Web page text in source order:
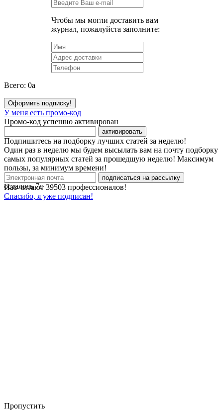
Чтобы мы могли доставить вам
журнал, пожалуйста заполните:
Всего: 0a
Оформить подписку!
У меня есть промо-код
Промо-код успешно активирован
активировать
Подпишитесь на подборку лучших статей за неделю!
Один раз в неделю мы будем высылать вам на почту подборку
самых популярных статей за прошедшую неделю! Максимум
пользы, за минимум времени!
подписаться на рассылку
Нас читают 39503 профессионалов!
Спасибо, я уже подписан!
осталось7с
Пропустить